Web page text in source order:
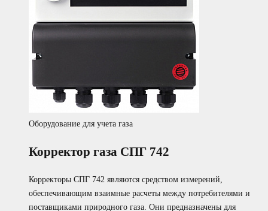
Оборудование для учета газа
Корректор газа СПГ 742
Корректоры СПГ 742 являются средством измерений,
обеспечивающим взаимные расчеты между потребителями и
поставщиками природного газа. Они предназначены для